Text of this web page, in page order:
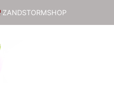
ZANDSTORMSHOP